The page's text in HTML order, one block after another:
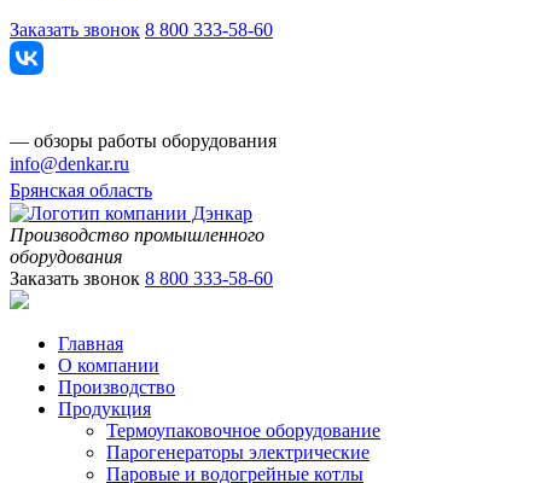
Заказать звонок 8 800 333-58-60
— обзоры работы оборудования
info@denkar.ru
Брянская область
Производство промышленного
оборудования
Заказать звонок 8 800 333-58-60
Главная
О компании
Производство
Продукция
Термоупаковочное оборудование
Парогенераторы электрические
Паровые и водогрейные котлы